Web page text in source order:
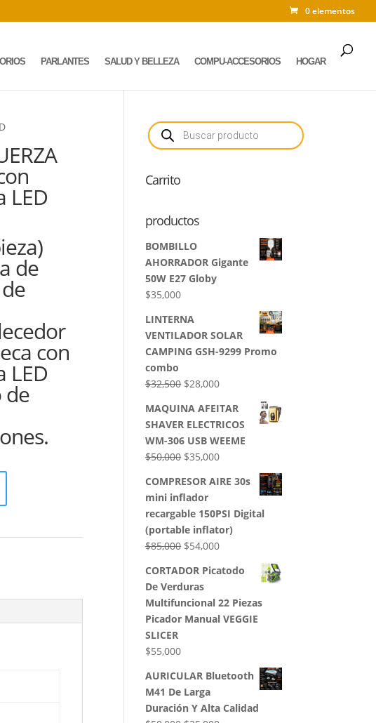
0 elementos
PARLANTES SALUD Y BELLEZA COMPU-ACCESORIOS HOGAR
LED
de
con
LED
de
Búsqueda
de
productos
Carrito
productos
BOMBILLO
AHORRADOR Gigante
50W E27 Globy
$35,000
LINTERNA
VENTILADOR SOLAR
CAMPING GSH-9299 Promo
combo
$32,500 El
original
era:
$32,500.
$28,000El
actual
es:
$28,000.
MAQUINA AFEITAR
SHAVER ELECTRICOS
WM-306 USB WEEME
$50,000 El
original
era:
$50,000.
$35,000El
actual
$35,000.
COMPRESOR AIRE 30s
mini inflador
recargable 150PSI Digital
(portable inflator)
$85,000 El
original
era:
$85,000.
$54,000El
actual
$54,000.
CORTADOR Picatodo
De Verduras
Multifuncional 22 Piezas
Picador Manual VEGGIE
SLICER
$55,000
AURICULAR Bluetooth
M41 De Larga
Duración Y Alta Calidad